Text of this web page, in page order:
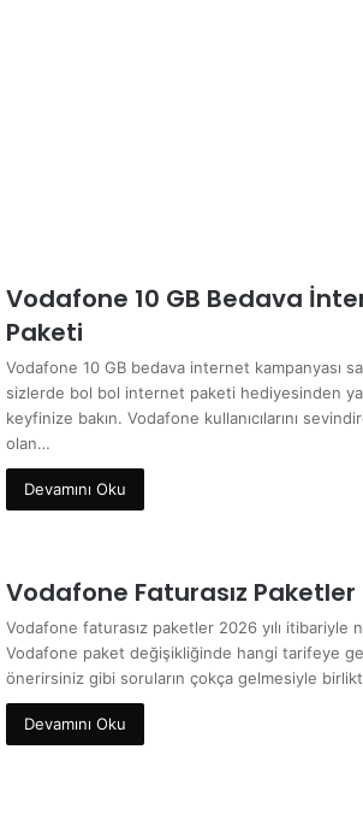
Vodafone 10 GB Bedava
Paketi
Vodafone 10 GB bedava internet kampanyası
sizlerde bol bol internet paketi hediyesinden
keyfinize bakın. Vodafone kullanıcılarını
olan…
Devamını Oku
Vodafone Faturasız Paketler
Vodafone faturasız paketler 2026 yılı itibariyle
Vodafone paket değişikliğinde hangi tarifeye
önerirsiniz gibi soruların çokça gelmesiyle
Devamını Oku